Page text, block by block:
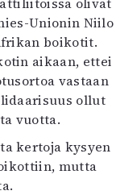
Unionin Niilo
boikotit.
aikaan, ettei
vastaan
ollut
vuotta.
kertoja kysyen
mutta